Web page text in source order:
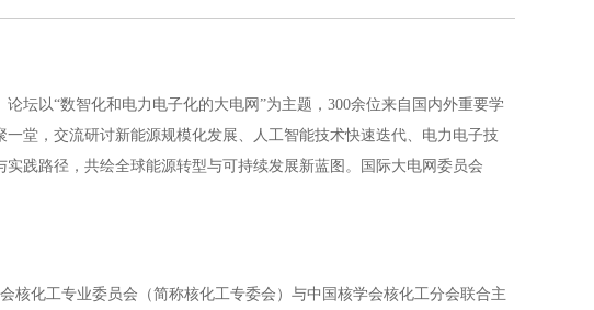
坛以“数智化和电力电子化的大电网”为主题，300余位来自国内外重要学
堂，交流研讨新能源规模化发展、人工智能技术快速迭代、电力电子技
践路径，共绘全球能源转型与可持续发展新蓝图。国际大电网委员会
化工专业委员会（简称核化工专委会）与中国核学会核化工分会联合主